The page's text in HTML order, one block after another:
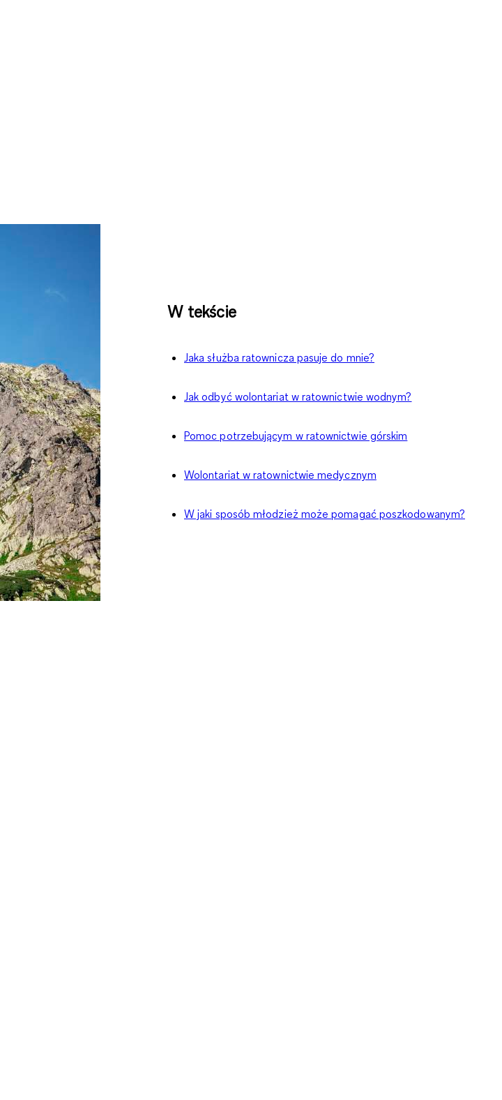
W tekście
Jaka służba ratownicza pasuje do mnie?
Jak odbyć wolontariat w ratownictwie wodnym?
Pomoc potrzebującym w ratownictwie górskim
Wolontariat w ratownictwie medycznym
W jaki sposób młodzież może pomagać poszkodowanym?